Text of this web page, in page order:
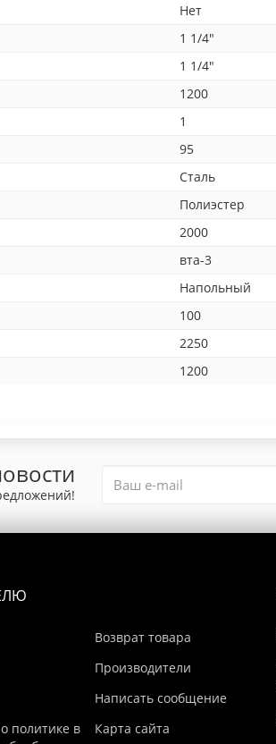
Нет
1 1/4"
1 1/4"
1200
1
95
Сталь
Полиэстер
2000
вта-3
Напольный
100
2250
1200
политике в
Возврат товара
Производители
Написать сообщение
Карта сайта